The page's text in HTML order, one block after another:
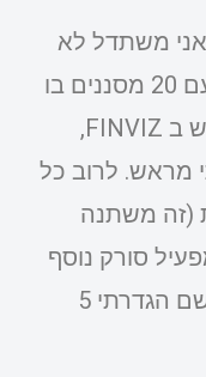
אני משתדל לא
להשתמש ב 5 סורקים שונים עם 20 מסננים בו
זמנית. 90% מהזמן אני משתמש ב FINVIZ,
מראש. לרוב כל
100 תוצאות (זה משתנה
סורק נוסף
בתוך תוכנת המסחר שלי, גם שם הגדרתי 5